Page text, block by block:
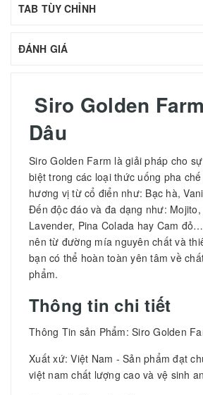
TAB TÙY CHỈNH
ĐÁNH GIÁ
Siro Golden
Dâu
Siro Golden Farm là giải pháp cho
biệt trong các loại thức uống pha
hương vị từ cổ điển như: Bạc hà,
Đến độc đáo và đa dạng như:
Lavender, Pina Colada hay Cam
nên từ đường mía nguyên chất và
bạn có thể hoàn toàn yên tâm về
phẩm.
Thông tin chi tiết
Thông Tin sản Phẩm: Siro Golden
Xuất xứ: Việt Nam - Sản phẩm đạt
việt nam chất lượng cao và vệ sinh